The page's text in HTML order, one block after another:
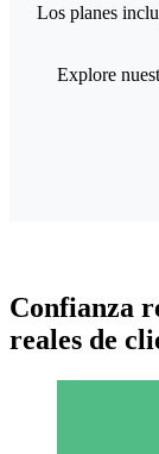
Los planes
Explore
Confianza
reales de